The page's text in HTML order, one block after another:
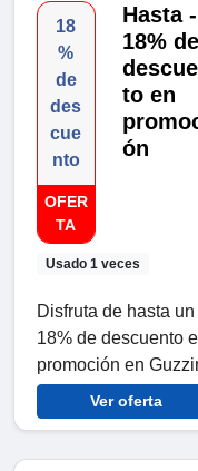
18
%
de
des
cue
nto
OFER
TA
Usado 1 veces
Hasta -
18% de
to en
ón
Disfruta de hasta un
18% de descuento
promoción en
Ver oferta